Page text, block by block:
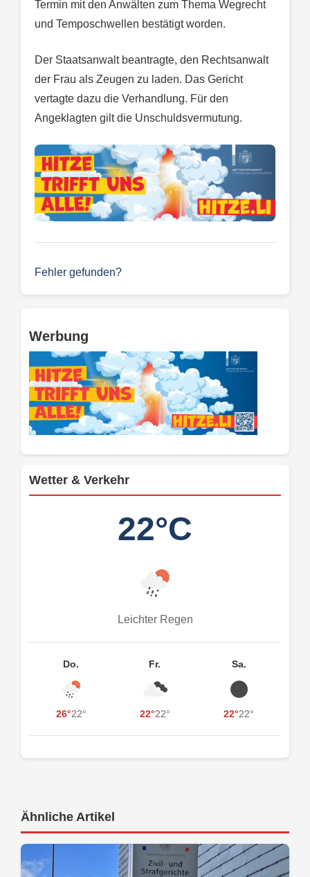
Termin mit den Anwälten zum Thema Wegrecht
und Temposchwellen bestätigt worden.
Der Staatsanwalt beantragte, den Rechtsanwalt
der Frau als Zeugen zu laden. Das Gericht
vertagte dazu die Verhandlung. Für den
Angeklagten gilt die Unschuldsvermutung.
Fehler gefunden?
Werbung
Wetter & Verkehr
22°C
Leichter Regen
Do.
26°22°
Fr.
22°22°
Sa.
22°22°
Ähnliche Artikel